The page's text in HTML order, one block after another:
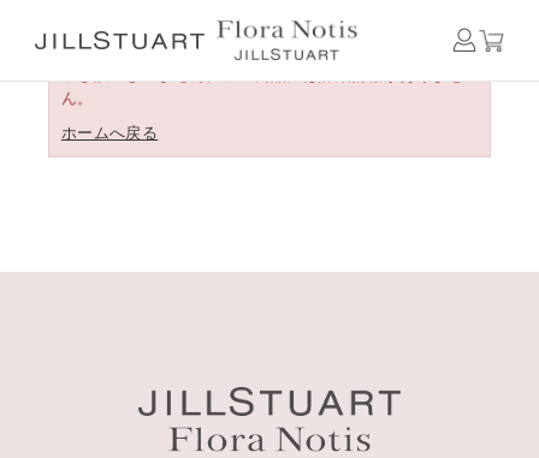
ん。
ホームへ戻る